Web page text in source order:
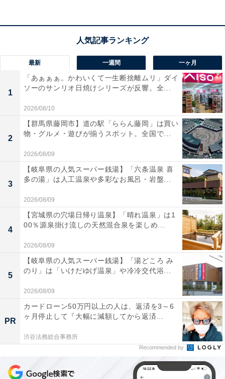
天然温泉と大規模な岩盤温熱施設を堪能できるスパリゾ
ート。天然温泉やつぼ湯など、7種のお風呂で心身とも
に深くリラックスできます。岩盤温熱エリアは広大なス
ペースを活かした趣向を凝らした空間となっており、男
女ともにゆったりとした時間を過ごすことが可能です。
「蘭々の湯」の口コミは？
最新 一週間 一ヶ月
1
「あぁぁぁ。かわいくて一生断捨離ムリ」ダイ
ソーのサンリオ日焼けシリーズが反響。全...
2026/08/10
2
【群馬県藤岡市】道の駅「ららん藤岡」は買い
物・グルメ・遊びが揃うスポット。全国で...
2026/08/09
3
【岐阜県の人気スーパー銭湯】「六条温泉 喜
多の湯」は人工温泉や多彩なお風呂・岩盤...
2026/08/09
4
【宮城県の穴場日帰り温泉】「晴れ温泉」は1
00％源泉掛け流しの天然混合泉を楽しめ...
2026/08/09
5
【岐阜県の人気スーパー銭湯】「湯どころ み
のり」は「いけだゆげ温泉」や冷冷交代浴...
2026/08/09
PR
カードローン50万円以上の人は、返済を3～6
ヶ月停止して『大幅に減額してから返済...
渋谷法務総合事務所
Recommended by